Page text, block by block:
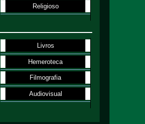
Religioso
Livros
Hemeroteca
Filmografia
Audiovisual